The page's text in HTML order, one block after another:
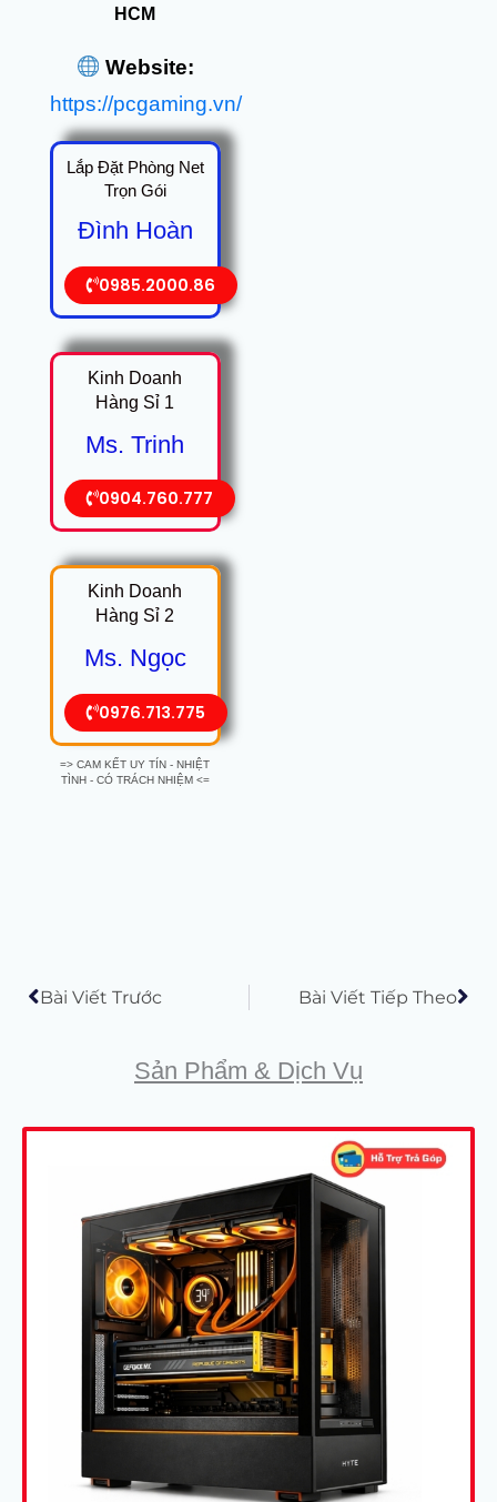
HCM
Website:
https://pcgaming.vn/
Lắp Đặt Phòng Net
Trọn Gói
Đình Hoàn
0985.2000.86
Kinh Doanh
Hàng Sỉ 1
Ms. Trinh
0904.760.777
Kinh Doanh
Hàng Sỉ 2
Ms. Ngọc
0976.713.775
=> CAM KẾT UY TÍN - NHIỆT
TÌNH - CÓ TRÁCH NHIỆM <=
Bài Viết Trước Bài Viết Tiếp Theo
Sản Phẩm & Dịch Vụ